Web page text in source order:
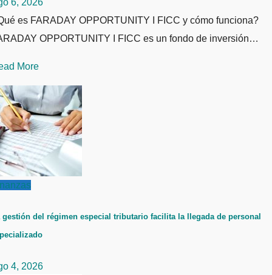
es FARADAY OPPORTUNITY I FICC y cómo funciona?
OPPORTUNITY I FICC es un fondo de inversión…
More
gestión del régimen especial tributario facilita la llegada de personal
4, 2026